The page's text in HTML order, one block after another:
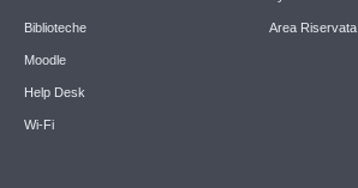
Biblioteche
Moodle
Help Desk
Wi-Fi
Area Riservata